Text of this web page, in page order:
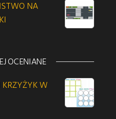
NA
wynosiła: 420,00 zł.
cena wynosi: 400,00 zł.
OCENIANE
W
cen: od 65,00 zł do 140,00